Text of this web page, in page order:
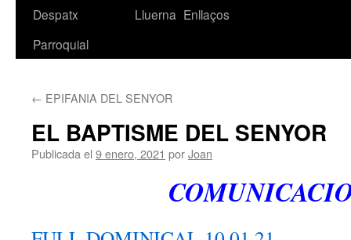
Despatx
Parroquial
Lluerna Enllaços
← EPIFANIA DEL SENYOR
EL BAPTISME DEL SENYOR
Publicada el 9 enero, 2021 porJoan